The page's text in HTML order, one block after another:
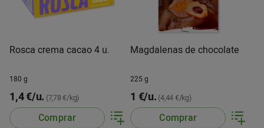
Rosca crema cacao 4 u.
180 g
1,4 €/u. (7,78 €/kg)
Comprar
Magdalenas de chocolate
225 g
1 €/u. (4,44 €/kg)
Comprar